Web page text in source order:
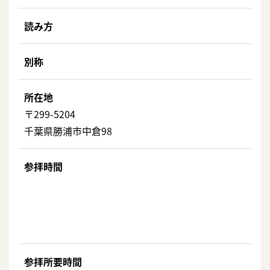
読み方
別称
所在地
〒299-5204
千葉県勝浦市中倉98
参拝時間
参拝所要時間